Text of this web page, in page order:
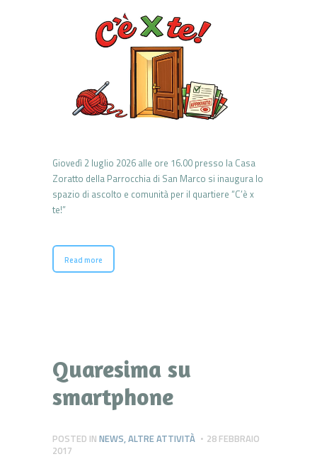
Giovedì 2 luglio 2026 alle ore 16.00 presso la Casa
Zoratto della Parrocchia di San Marco si inaugura lo
spazio di ascolto e comunità per il quartiere “C’è x
te!”
Read more
Quaresima su
smartphone
POSTED IN NEWS,ALTRE ATTIVITÀ
28 FEBBRAIO
2017